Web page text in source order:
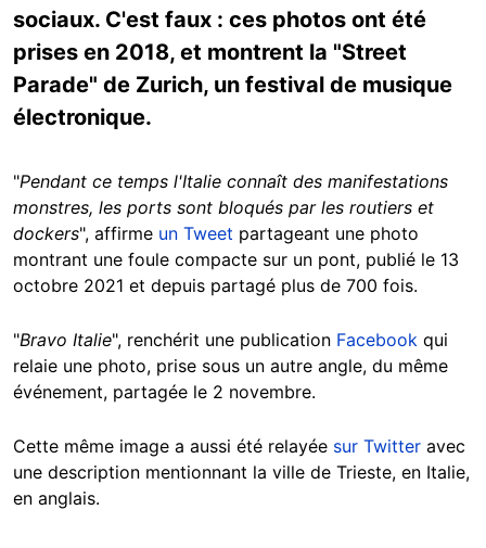
sociaux. C'est faux : ces photos ont été
prises en 2018, et montrent la "Street
Parade" de Zurich, un festival de musique
électronique.
"Pendant ce temps l'Italie connaît des manifestations
monstres, les ports sont bloqués par les routiers et
dockers", affirme un Tweet partageant une photo
montrant une foule compacte sur un pont, publié le 13
octobre 2021 et depuis partagé plus de 700 fois.
"Bravo Italie", renchérit une publication Facebook qui
relaie une photo, prise sous un autre angle, du même
événement, partagée le 2 novembre.
Cette même image a aussi été relayée sur Twitter avec
une description mentionnant la ville de Trieste, en Italie,
en anglais.